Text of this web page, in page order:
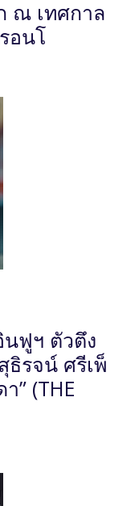
ณ เทศกาล
อนโ
ฟูฯ ตัวตึง
รจน์ ศรีเพ็
” (THE